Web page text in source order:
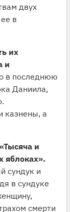
двух
в
их
и
в последнюю
Даниила,
казнены, а
и
яблоках».
сундук и
в сундуке
смерти